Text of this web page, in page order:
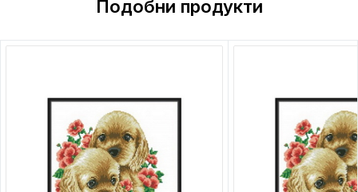
Подобни продукти